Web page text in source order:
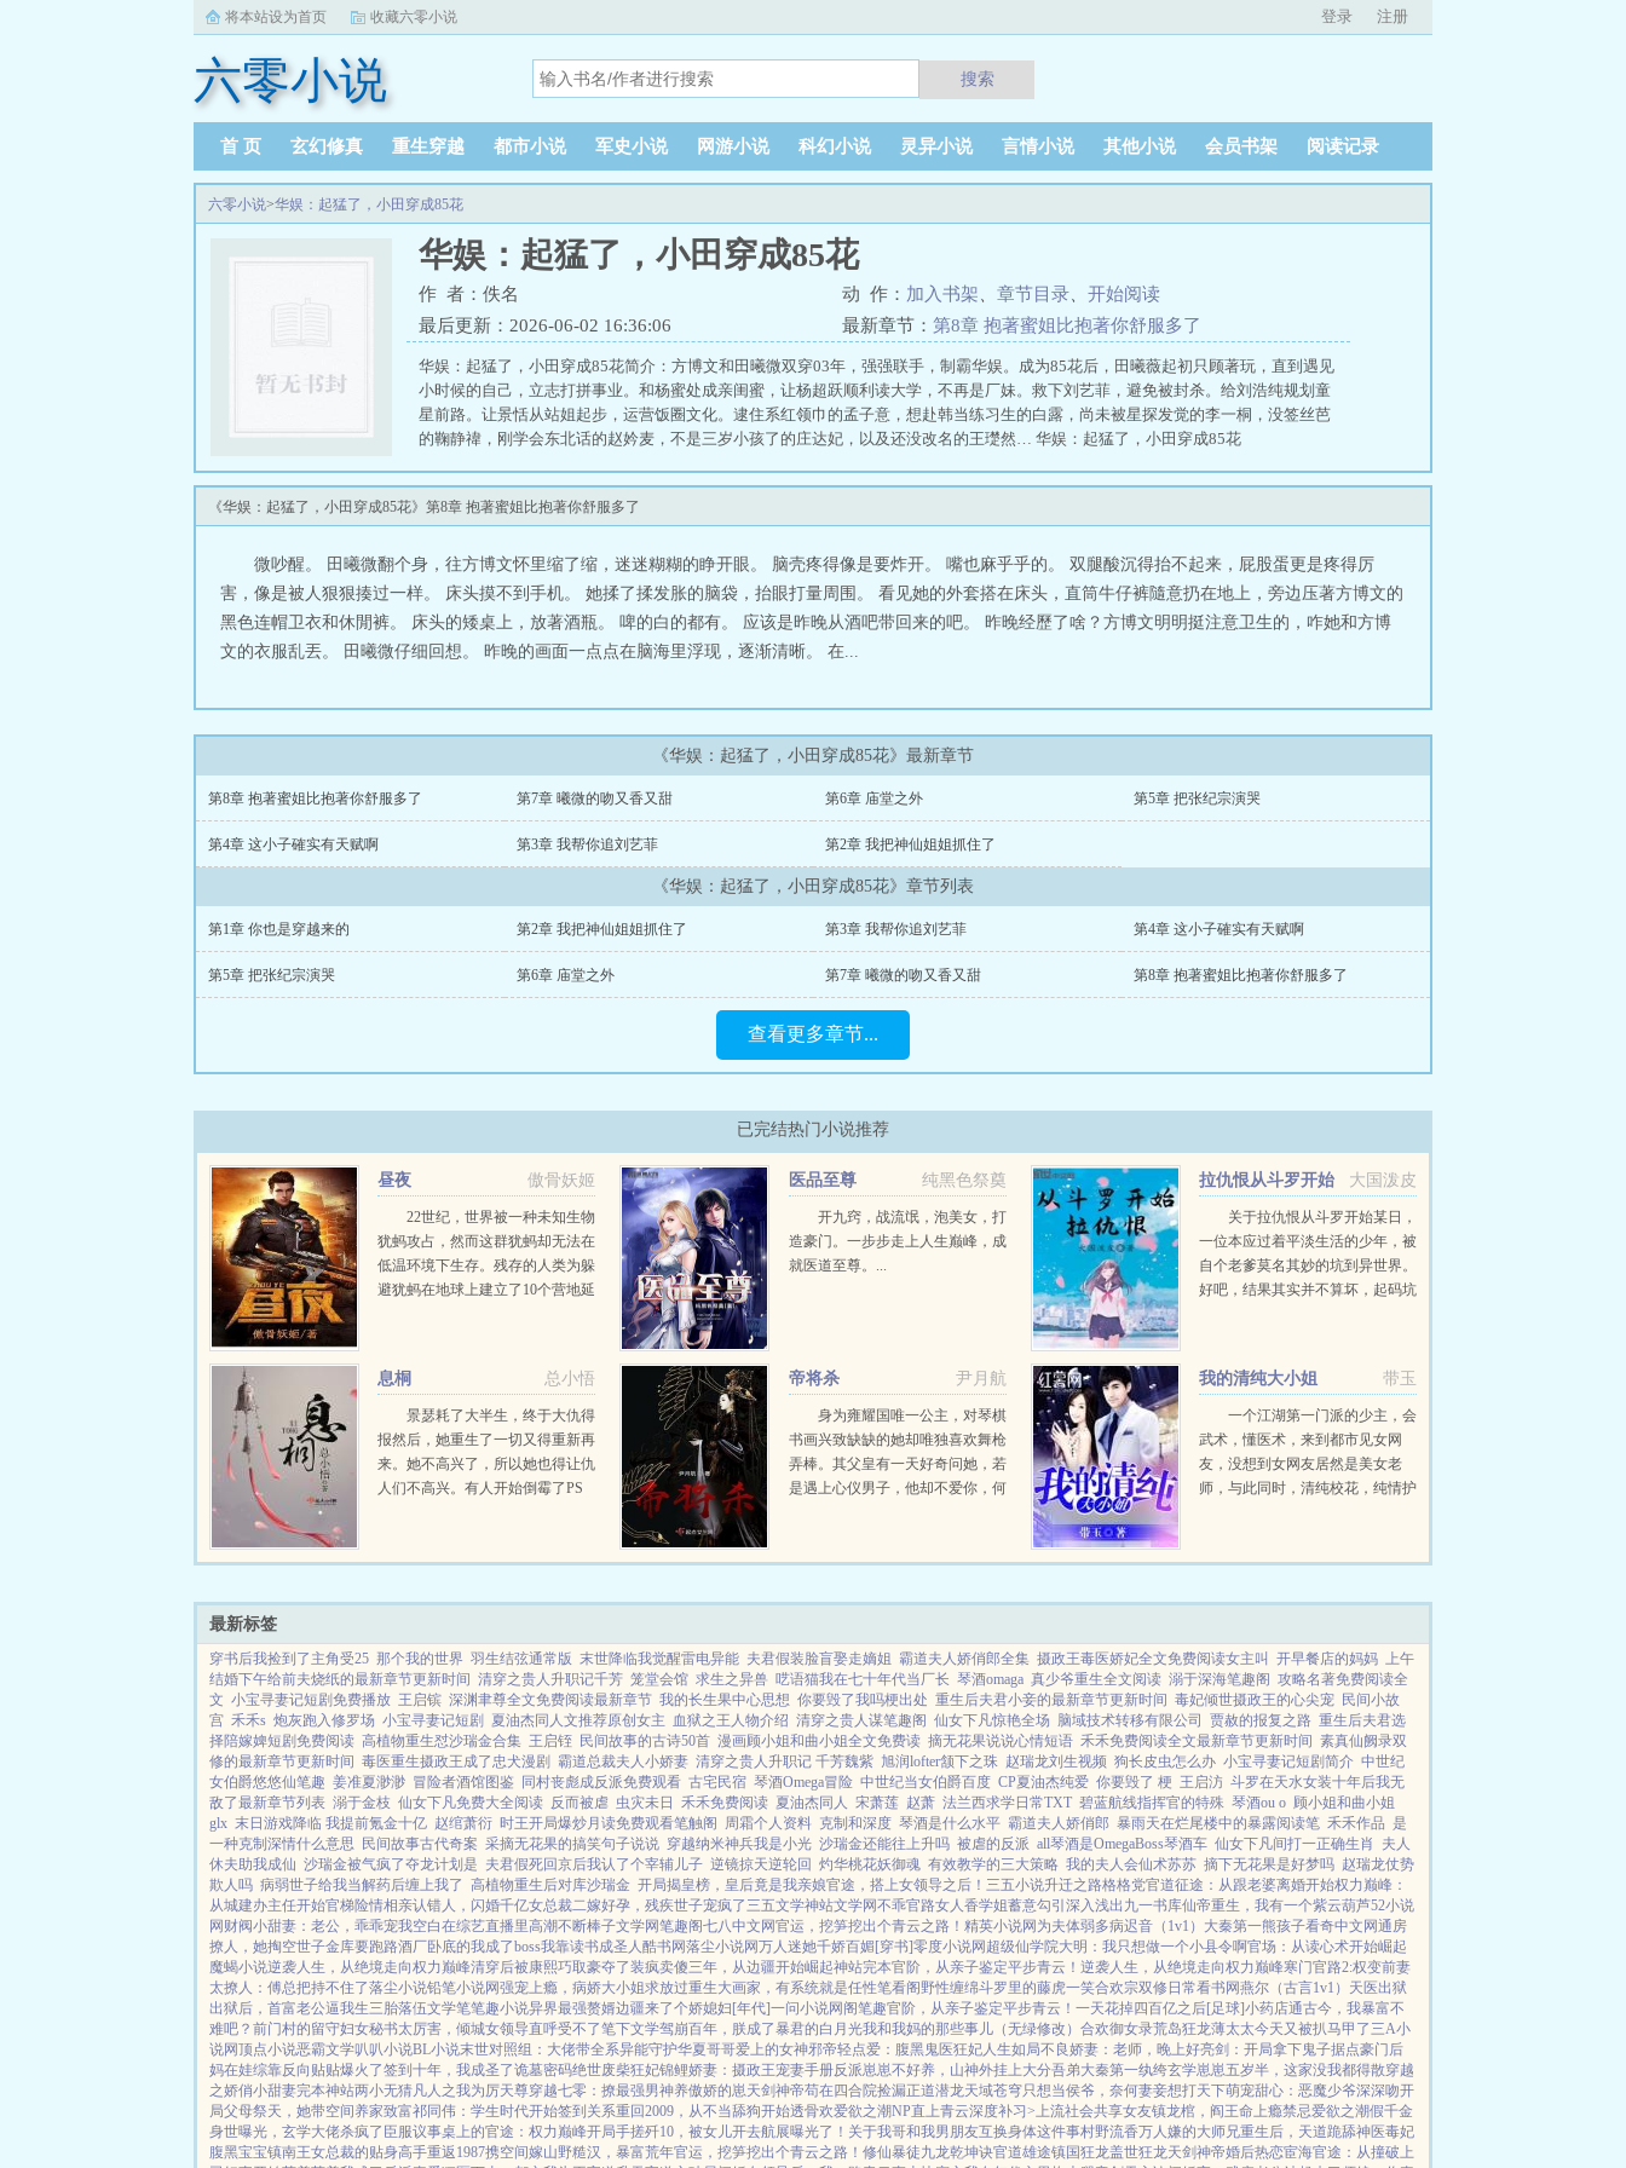
将本站设为首页 收藏六零小说 登录 注册
六零小说 搜索
首 页 玄幻修真 重生穿越 都市小说 军史小说 网游小说 科幻小说 灵异小说 言情小说 其他小说 会员书架 阅读记录
六零小说>华娱：起猛了，小田穿成85花
华娱：起猛了，小田穿成85花
作 者：佚名 动 作： 加入书架 章节目录
开始阅读
最后更新：2026-06-02 16:36:06
最新章节： 第8章 抱著蜜姐比抱著你舒服多了
华娱：起猛了，小田穿成85花简介：方博文和田曦微双穿03年，强强联手，制霸华娱。成为85花后，田曦薇起初只顾著玩，直到遇见
小时候的自己，立志打拼事业。和杨蜜处成亲闺蜜，让杨超跃顺利读大学，不再是厂妹。救下刘艺菲，避免被封杀。给刘浩纯规划童
星前路。让景恬从站姐起步，运营饭圈文化。逮住系红领巾的孟子意，想赴韩当练习生的白露，尚未被星探发觉的李一桐，没签丝芭
的鞠静禕，刚学会东北话的赵妗麦，不是三岁小孩了的庄达妃，以及还没改名的王璴然… 华娱：起猛了，小田穿成85花
《华娱：起猛了，小田穿成85花》第8章 抱著蜜姐比抱著你舒服多了
微吵醒。 田曦微翻个身，往方博文怀里缩了缩，迷迷糊糊的睁开眼。 脑壳疼得像是要炸开。 嘴也麻乎乎的。 双腿酸沉得抬不起来，屁股蛋更是疼得厉
害，像是被人狠狠揍过一样。 床头摸不到手机。 她揉了揉发胀的脑袋，抬眼打量周围。 看见她的外套搭在床头，直筒牛仔裤隨意扔在地上，旁边压著方博文的
黑色连帽卫衣和休閒裤。 床头的矮桌上，放著酒瓶。 啤的白的都有。 应该是昨晚从酒吧带回来的吧。 昨晚经歷了啥？方博文明明挺注意卫生的，咋她和方博
文的衣服乱丟。 田曦微仔细回想。 昨晚的画面一点点在脑海里浮现，逐渐清晰。 在...
《华娱：起猛了，小田穿成85花》最新章节
第8章 抱著蜜姐比抱著你舒服多了 第7章 曦微的吻又香又甜 第6章 庙堂之外 第5章 把张纪宗演哭
第4章 这小子確实有天赋啊 第3章 我帮你追刘艺菲 第2章 我把神仙姐姐抓住了
《华娱：起猛了，小田穿成85花》章节列表
第1章 你也是穿越来的 第2章 我把神仙姐姐抓住了 第3章 我帮你追刘艺菲 第4章 这小子確实有天赋啊
第5章 把张纪宗演哭 第6章 庙堂之外 第7章 曦微的吻又香又甜 第8章 抱著蜜姐比抱著你舒服多了
查看更多章节...
已完结热门小说推荐
傲骨妖姬
昼夜
22世纪，世界被一种未知生物
犹蚂攻占，然而这群犹蚂却无法在
低温环境下生存。残存的人类为躲
避犹蚂在地球上建立了10个营地延
旧世界灭亡的真相…...
纯黑色祭奠
医品至尊
开九窍，战流氓，泡美女，打
造豪门。一步步走上人生巅峰，成
就医道至尊。...
大国泼皮
拉仇恨从斗罗开始
关于拉仇恨从斗罗开始某日，
一位本应过着平淡生活的少年，被
自个老爹莫名其妙的坑到异世界。
好吧，结果其实并不算坏，起码坑
后真香，拉仇...
总小悟
息桐
景瑟耗了大半生，终于大仇得
报然后，她重生了一切又得重新再
来。她不高兴了，所以她也得让仇
人们不高兴。有人开始倒霉了PS
负此生吗？...
尹月航
帝将杀
身为雍耀国唯一公主，对琴棋
书画兴致缺缺的她却唯独喜欢舞枪
弄棒。其父皇有一天好奇问她，若
是遇上心仪男子，他却不爱你，何
她于山上驯服一猛...
带玉
我的清纯大小姐
一个江湖第一门派的少主，会
武术，懂医术，来到都市见女网
友，没想到女网友居然是美女老
师，与此同时，清纯校花，纯情护
最新标签
穿书后我捡到了主角受25 那个我的世界 羽生结弦通常版 末世降临我觉醒雷电异能 夫君假装脸盲娶走嫡姐 霸道夫人娇俏郎全集 摄政王毒医娇妃全文免费阅读女主叫 开早餐店的妈妈 上午
结婚下午给前夫烧纸的最新章节更新时间 清穿之贵人升职记千芳 笼堂会馆 求生之异兽 呓语猫我在七十年代当厂长 琴酒omaga 真少爷重生全文阅读 溺于深海笔趣阁 攻略名著免费阅读全
文 小宝寻妻记短剧免费播放 王启镔 深渊聿尊全文免费阅读最新章节 我的长生果中心思想 你要毁了我吗梗出处 重生后夫君小妾的最新章节更新时间 毒妃倾世摄政王的心尖宠 民间小故
宫 禾禾s 炮灰跑入修罗场 小宝寻妻记短剧 夏油杰同人文推荐原创女主 血狱之王人物介绍 清穿之贵人谋笔趣阁 仙女下凡惊艳全场 脑域技术转移有限公司 贾赦的报复之路 重生后夫君选
择陪嫁婢短剧免费阅读 高植物重生怼沙瑞金合集 王启铚 民间故事的古诗50首 漫画顾小姐和曲小姐全文免费读 摘无花果说说心情短语 禾禾免费阅读全文最新章节更新时间 素真仙阙录双
修的最新章节更新时间 毒医重生摄政王成了忠犬漫剧 霸道总裁夫人小娇妻 清穿之贵人升职记 千芳魏紫 旭润lofter颔下之珠 赵瑞龙刘生视频 狗长皮虫怎么办 小宝寻妻记短剧简介 中世纪
女伯爵悠悠仙笔趣 姜准夏渺渺 冒险者酒馆图鉴 同村丧彪成反派免费观看 古宅民宿 琴酒Omega冒险 中世纪当女伯爵百度 CP夏油杰纯爱 你要毁了 梗 王启汸 斗罗在天水女装十年后我无
敌了最新章节列表 溺于金枝 仙女下凡免费大全阅读 反而被虐 虫灾未日 禾禾免费阅读 夏油杰同人 宋萧莲 赵萧 法兰西求学日常TXT 碧蓝航线指挥官的特殊 琴酒ou o 顾小姐和曲小姐
glx 末日游戏降临 我提前氪金十亿 赵绾萧衍 时王开局爆炒月读免费观看笔触阁 周霜个人资料 克制和深度 琴酒是什么水平 霸道夫人娇俏郎 暴雨天在烂尾楼中的暴露阅读笔 禾禾作品 是
一种克制深情什么意思
民间故事古代奇案 采摘无花果的搞笑句子说说 穿越纳米神兵我是小光 沙瑞金还能往上升吗 被虐的反派 all琴酒是OmegaBoss琴酒车 仙女下凡间打一正确生肖
夫人
休夫助我成仙 沙瑞金被气疯了夺龙计划是 夫君假死回京后我认了个宰辅儿子 逆镜掠天逆轮回 灼华桃花妖御魂 有效教学的三大策略 我的夫人会仙术苏苏 摘下无花果是好梦吗 赵瑞龙仗势
欺人吗 病弱世子给我当解药后缠上我了 高植物重生后对库沙瑞金 开局揭皇榜，皇后竟是我亲娘官途，搭上女领导之后！ 三五小说升迁之路格格党官道征途：从跟老婆离婚开始权力巅峰：
从城建办主任开始官梯险情相亲认错人，闪婚千亿女总裁二嫁好孕，残疾世子宠疯了 三五文学神站文学网不乖官路女人香学姐蓄意勾引 深入浅出 九一书库仙帝重生，我有一个紫云葫芦52小说
网 财阀小甜妻：老公，乖乖宠我空白在综艺直播里高潮不断棒子文学网笔趣阁七八中文网官运，挖笋挖出个青云之路！ 精英小说网 为夫体弱多病迟音（1v1） 大秦第一熊孩子看奇中文网通房
撩人，她掏空世子金库要跑路酒厂卧底的我成了boss我靠读书成圣人酷书网落尘小说网万人迷她千娇百媚[穿书]零度小说网 超级仙学院大明：我只想做一个小县令啊官场：从读心术开始崛起
魔蝎小说逆袭人生，从绝境走向权力巅峰清穿后被康熙巧取豪夺了装疯卖傻三年，从边疆开始崛起神站完本官阶，从亲子鉴定平步青云！ 逆袭人生，从绝境走向权力巅峰寒门官路2:权变前妻
太撩人：傅总把持不住了落尘小说铅笔小说网强宠上瘾，病娇大小姐求放过重生大画家，有系统就是任性笔看阁 野性缠绵斗罗里的藤虎一笑合欢宗双修日常看书网燕尔（古言1v1） 天医出狱
出狱后，首富老公逼我生三胎落伍文学笔笔趣小说异界最强赘婿边疆来了个娇媳妇[年代]一问小说网 阁笔趣官阶，从亲子鉴定平步青云！ 一天花掉四百亿之后[足球]小药店通古今，我暴富不
难吧？ 前门村的留守妇女秘书太厉害，倾城女领导直呼受不了笔下文学驾崩百年，朕成了暴君的白月光我和我妈的那些事儿（无绿修改） 合欢御女录荒岛狂龙薄太太今天又被扒马甲了 三A小
说网顶点小说恶霸文学叭叭小说BL小说末世对照组：大佬带全系异能守护华夏哥哥爱上的女神邪帝轻点爱：腹黑鬼医狂妃人生如局不良娇妻：老师，晚上好亮剑：开局拿下鬼子据点豪门后
妈在娃综靠反向贴贴爆火了签到十年，我成圣了诡墓密码绝世废柴狂妃锦鲤娇妻：摄政王宠妻手册反派崽崽不好养，山神外挂上大分吾弟大秦第一纨绔玄学崽崽五岁半，这家没我都得散穿越
之娇俏小甜妻完本神站两小无猜凡人之我为厉天尊穿越七零：撩最强男神养傲娇的崽天剑神帝苟在四合院捡漏正道潜龙天域苍穹只想当侯爷，奈何妻妾想打天下萌宠甜心：恶魔少爷深深吻开
局父母祭天，她带空间养家致富祁同伟：学生时代开始签到关系重回2009，从不当舔狗开始透骨欢爱欲之潮NP直上青云深度补习>上流社会共享女友镇龙棺，阎王命上瘾禁忌爱欲之潮假千金
身世曝光，玄学大佬杀疯了 臣服议事桌上的官途：权力巅峰开局手搓歼10，被女儿开去航展曝光了！ 关于我哥和我男朋友互换身体这件事村野流香万人嫌的大师兄重生后，天道跪舔神医毒妃
腹黑宝宝镇南王女总裁的贴身高手重返1987携空间嫁山野糙汉，暴富荒年官运，挖笋挖出个青云之路！ 修仙暴徒九龙乾坤诀官道雄途镇国狂龙盖世狂龙天剑神帝婚后热恋宦海官途：从撞破上